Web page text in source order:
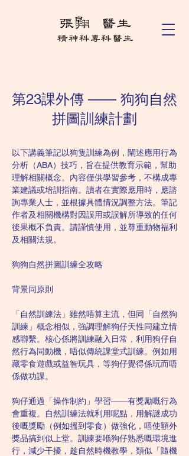
第23課外傳 —— 狗狗自然
拼圖訓練計劃
以下講義筆記以狗隻訓練為例，闡述應用行為
分析（ABA）技巧，旨在提供教育示範，幫助
理解相關概念。內容僅供學習參考，不構成專
業建議或培訓指南。讀者在實際應用時，應諮
詢專業人士，並根據具體情況調整方法。筆記
作者及相關機構對因誤用或誤解所導致的任何
後果概不負責。請謹慎使用，並尊重動物福利
及相關法規。
狗狗自然拼圖訓練全攻略
背景同原則
「自然訓練法」雖然唔算主流，但同「自然狗
訓練」概念相似，強調理解狗仔天性同建立情
感聯繫。核心係將訓練融入日常，利用狗仔自
然行為同動機，唔似傳統課堂式訓練。例如用
藏零食遊戲或益智玩具，等狗仔覺得係玩而唔
係做功課。
狗仔通過「操作制約」學習——有獎勵嘅行為
會重複。自然訓練法就利用呢點，用解謎成功
後嘅獎勵（例如搵到零食）做強化，唔使額外
獎品搞到似上堂。訓練要喺狗仔熟悉嘅環境進
行，減少干擾，趁自然時機教學，類似「隨機